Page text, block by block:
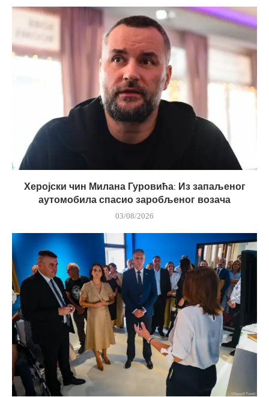
Херојски чин Милана Гуровића: Из запаљеног
аутомобила спасио заробљеног возача
03/08/2026